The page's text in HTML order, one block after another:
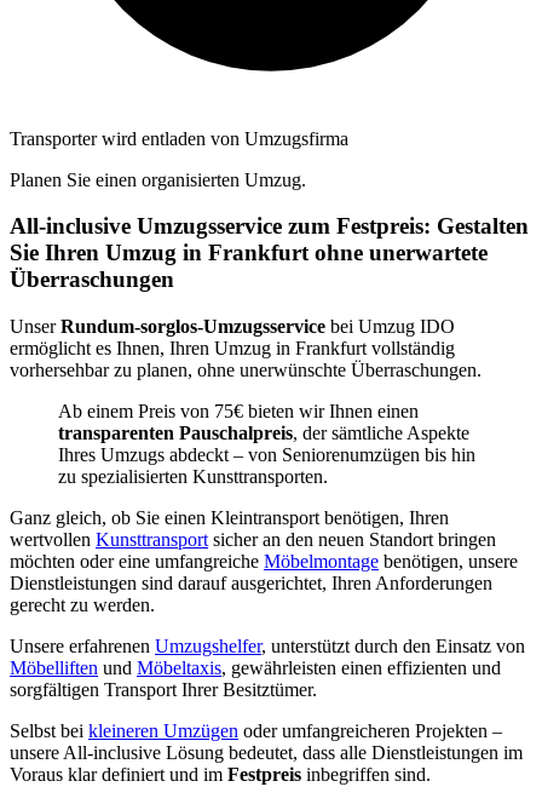
Transporter wird entladen von Umzugsfirma
Planen Sie einen organisierten Umzug.
All-inclusive Umzugsservice zum Festpreis: Gestalten
Sie Ihren Umzug in Frankfurt ohne unerwartete
Überraschungen
UnserRundum-sorglos-Umzugsservice bei Umzug IDO
ermöglicht es Ihnen, Ihren Umzug in Frankfurt vollständig
vorhersehbar zu planen, ohne unerwünschte Überraschungen.
Ab einem Preis von 75€ bieten wir Ihnen einen
transparenten Pauschalpreis, der sämtliche Aspekte
Ihres Umzugs abdeckt – von Seniorenumzügen bis hin
zu spezialisierten Kunsttransporten.
Ganz gleich, ob Sie einen Kleintransport benötigen, Ihren
wertvollen Kunsttransport sicher an den neuen Standort bringen
möchten oder eine umfangreiche Möbelmontage benötigen, unsere
Dienstleistungen sind darauf ausgerichtet, Ihren Anforderungen
gerecht zu werden.
Unsere erfahrenen Umzugshelfer, unterstützt durch den Einsatz von
Möbelliften und Möbeltaxis, gewährleisten einen effizienten und
sorgfältigen Transport Ihrer Besitztümer.
Selbst bei kleineren Umzügen oder umfangreicheren Projekten –
unsere All-inclusive Lösung bedeutet, dass alle Dienstleistungen im
Voraus klar definiert und im Festpreis inbegriffen sind.